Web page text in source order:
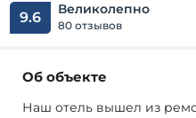
9.6 Великолепно
80 отзывов
Об объекте
Наш отель вышел из